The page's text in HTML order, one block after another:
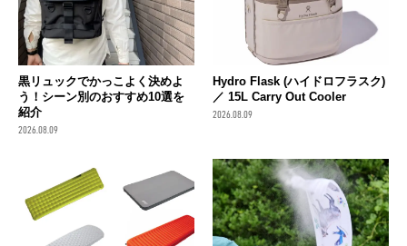
黒リュックでかっこよく決めよ
う！シーン別のおすすめ10選を
紹介
2026.08.09
Hydro Flask (ハイドロフラスク)
／ 15L Carry Out Cooler
2026.08.09